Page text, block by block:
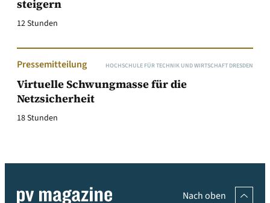
steigern
12 Stunden
Pressemitteilung HOCHSCHULE FÜR TECHNIK UND WIRTSCHAFT DRESDEN
Virtuelle Schwungmasse für die
Netzsicherheit
18 Stunden
Nach oben